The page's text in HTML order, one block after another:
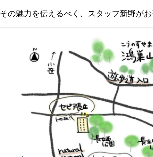
その魅力を伝えるべく、スタッフ新野が